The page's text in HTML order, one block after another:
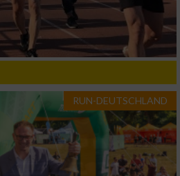
RUN-DEUTSCHLAND